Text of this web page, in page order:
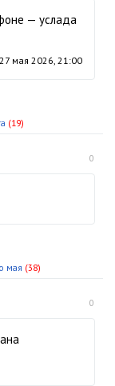
— услада
27 мая 2026, 21:00
(19)
0
мая (38)
0